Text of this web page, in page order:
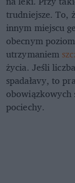
trudniejsze. To,
innym miejscu
obecnym
utrzymaniem
życia. Jeśli
spadałavy, to
obowiązkowych
pociechy.